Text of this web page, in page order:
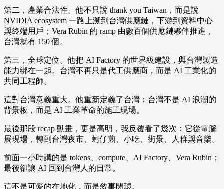
第二，產業合法性。他不只說 thank you Taiwan，而是說
NVIDIA ecosystem 一路上溯到台灣供應鏈，下游到資料中心
與終端用戶；Vera Rubin 的 ramp 由數百個供應鏈夥伴推進，
台灣就有 150 個。
第三，全球定位。他把 AI Factory 的世界級建設，與台灣製造
能力綁在一起。台灣不再只是代工供應商，而是 AI 工業化的
共同工程師。
這對台灣意義重大。他重新定義了台灣：台灣不是 AI 浪潮的
背景板，而是 AI 工業革命的施工現場。
最後那段 recap 動畫，更是高明，我反覆看了幾次：它從電腦
展現場，轉到台灣夜市、蚵仔煎、小吃、街景、人群與音樂。
前面一小時講的是 tokens、compute、AI Factory、Vera Rubin；
最後卻讓 AI 回到台灣人的日常。
這不是可愛的在地化，而是敘事閉環。